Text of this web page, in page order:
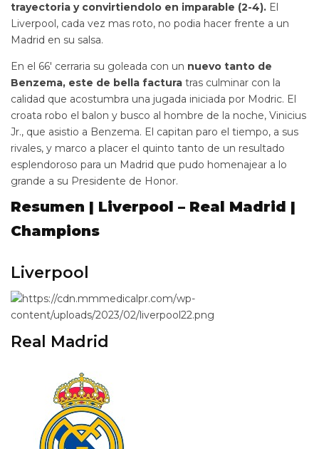
trayectoria y convirtiendolo en imparable (2-4). El
Liverpool, cada vez mas roto, no podia hacer frente a un
Madrid en su salsa.
En el 66′ cerraria su goleada con un nuevo tanto de
Benzema, este de bella factura tras culminar con la
calidad que acostumbra una jugada iniciada por Modric. El
croata robo el balon y busco al hombre de la noche, Vinicius
Jr., que asistio a Benzema. El capitan paro el tiempo, a sus
rivales, y marco a placer el quinto tanto de un resultado
esplendoroso para un Madrid que pudo homenajear a lo
grande a su Presidente de Honor.
Resumen | Liverpool – Real Madrid |
Champions
Liverpool
Real Madrid